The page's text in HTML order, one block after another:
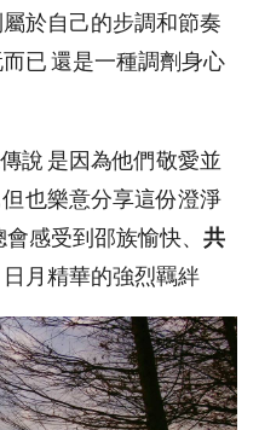
於自己的步調和節奏
已 還是一種調劑身心
說 是因為他們敬愛並
也樂意分享這份澄淨
感受到邵族愉快、 共
月精華的強烈羈絆